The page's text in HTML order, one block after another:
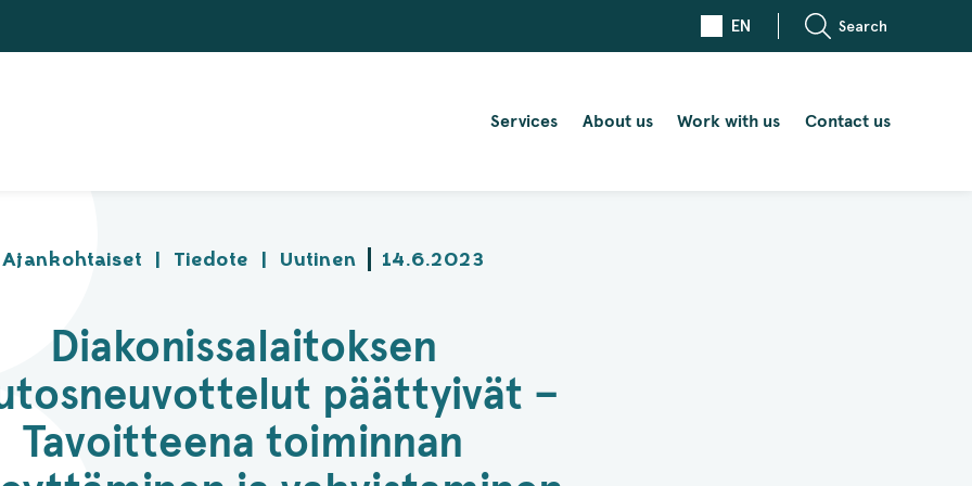
EN Search
Services About us Work with us Contact us
Ajankohtaiset | Tiedote | Uutinen 14.6.2023
Diakonissalaitoksen
päättyivät –
Tavoitteena toiminnan